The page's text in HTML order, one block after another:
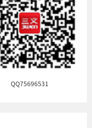
QQ75696531